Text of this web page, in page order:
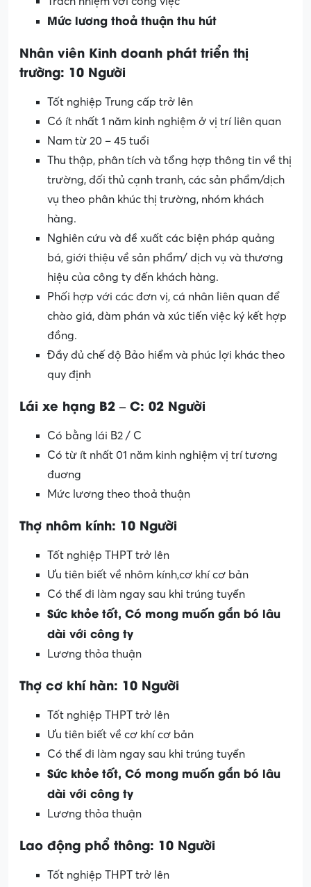
Mức lương thoả thuận thu hút
Nhân viên Kinh doanh phát triển thị
trường: 10 Người
Tốt nghiệp Trung cấp trở lên
Có ít nhất 1 năm kinh nghiệm ở vị trí liên quan
Nam từ 20 – 45 tuổi
Thu thập, phân tích và tổng hợp thông tin về thị
trường, đối thủ cạnh tranh, các sản phẩm/dịch
vụ theo phân khúc thị trường, nhóm khách
hàng.
Nghiên cứu và đề xuất các biện pháp quảng
bá, giới thiệu về sản phẩm/ dịch vụ và thương
hiệu của công ty đến khách hàng.
Phối hợp với các đơn vị, cá nhân liên quan để
chào giá, đàm phán và xúc tiến việc ký kết hợp
đồng.
Đầy đủ chế độ Bảo hiểm và phúc lợi khác theo
quy định
Lái xe hạng B2 – C: 02 Người
Có bằng lái B2 / C
Có từ ít nhất 01 năm kinh nghiệm vị trí tương
đuơng
Mức lương theo thoả thuận
Thợ nhôm kính: 10 Người
Tốt nghiệp THPT trở lên
Ưu tiên biết về nhôm kính,cơ khí cơ bản
Có thể đi làm ngay sau khi trúng tuyển
Sức khỏe tốt, Có mong muốn gắn bó lâu
dài với công ty
Lương thỏa thuận
Thợ cơ khí hàn: 10 Người
Tốt nghiệp THPT trở lên
Ưu tiên biết về cơ khí cơ bản
Có thể đi làm ngay sau khi trúng tuyển
Sức khỏe tốt, Có mong muốn gắn bó lâu
dài với công ty
Lương thỏa thuận
Lao động phổ thông: 10 Người
Tốt nghiệp THPT trở lên